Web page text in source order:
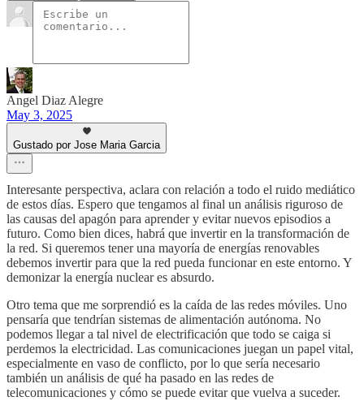
Angel Diaz Alegre
May 3, 2025
Gustado por Jose Maria Garcia
Interesante perspectiva, aclara con relación a todo el ruido mediático
de estos días. Espero que tengamos al final un análisis riguroso de
las causas del apagón para aprender y evitar nuevos episodios a
futuro. Como bien dices, habrá que invertir en la transformación de
la red. Si queremos tener una mayoría de energías renovables
debemos invertir para que la red pueda funcionar en este entorno. Y
demonizar la energía nuclear es absurdo.
Otro tema que me sorprendió es la caída de las redes móviles. Uno
pensaría que tendrían sistemas de alimentación autónoma. No
podemos llegar a tal nivel de electrificación que todo se caiga si
perdemos la electricidad. Las comunicaciones juegan un papel vital,
especialmente en vaso de conflicto, por lo que sería necesario
también un análisis de qué ha pasado en las redes de
telecomunicaciones y cómo se puede evitar que vuelva a suceder.